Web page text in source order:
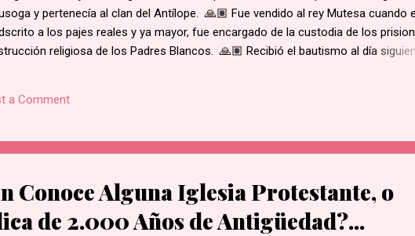
y pertenecía al clan del Antílope. 🙏🏽 Fue vendido al rey Mutesa cuando
a los pajes reales y ya mayor, fue encargado de la custodia de los
religiosa de los Padres Blancos. 🙏🏽 Recibió el bautismo al día
fe, rehusó. Junto con otros mártires se le condujo en una marcha hacia la
unos 60 kms de su hogar. 🙏🏽 Según la costumbre, se ejecutaba a un prisionero
y decapitado y sus restos dejados al borde del camino....
a Comment
Conoce Alguna Iglesia Protestante, o
de 2.000 Años de Antigüedad?...